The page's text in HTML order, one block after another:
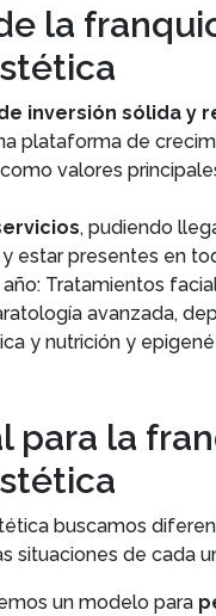
la
inversión sólida y
plataforma de
valores
, pudiendo
estar presentes en
Tratamientos
avanzada,
y nutrición y
para la
buscamos
situaciones de cada
un modelo para